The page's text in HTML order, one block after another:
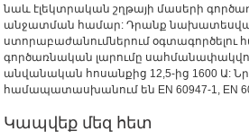
նաև էլեկտրական շղթայի մասերի
անջատման համար: Դրանք
ստորաբաժանումներում օգտագործելու
գործառնական լարումը
անվանական հոսանքից 12,5-ից 1600 Ա:
համապատասխանում են EN 60947-1, EN
Կապվեք մեզ հետ